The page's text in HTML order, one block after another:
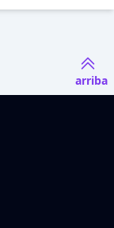
arriba